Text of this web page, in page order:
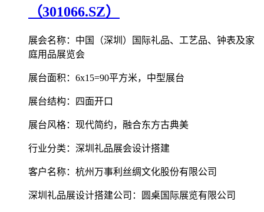
（301066.SZ）
展会名称：中国（深圳）国际礼品、工艺品、钟表及家
庭用品展览会
展台面积：6x15=90平方米，中型展台
展台结构：四面开口
展台风格：现代简约，融合东方古典美
行业分类：深圳礼品展会设计搭建
客户名称：杭州万事利丝绸文化股份有限公司
深圳礼品展设计搭建公司：圆桌国际展览有限公司